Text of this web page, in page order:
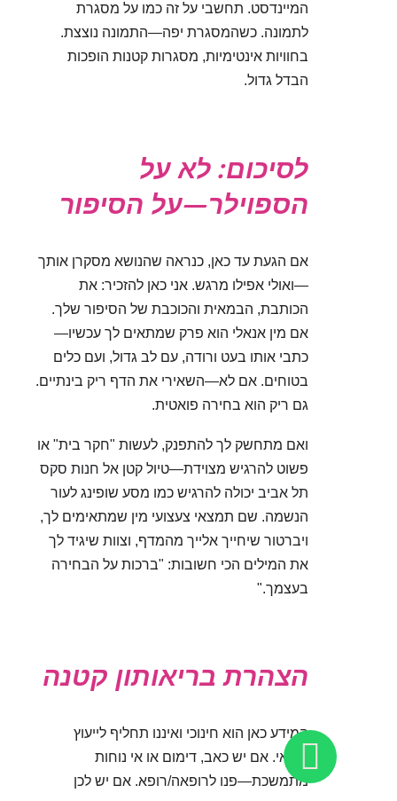
המיינדסט. תחשבי על זה כמו על מסגרת
לתמונה. כשהמסגרת יפה—התמונה נוצצת.
בחוויות אינטימיות, מסגרות קטנות הופכות
הבדל גדול.
לסיכום: לא על
הספוילר—על הסיפור
אם הגעת עד כאן, כנראה שהנושא מסקרן אותך
—ואולי אפילו מרגש. אני כאן להזכיר: את
הכותבת, הבמאית והכוכבת של הסיפור שלך.
אם מין אנאלי הוא פרק שמתאים לך עכשיו—
כתבי אותו בעט ורודה, עם לב גדול, ועם כלים
בטוחים. אם לא—השאירי את הדף ריק בינתיים.
גם ריק הוא בחירה פואטית.
ואם מתחשק לך להתפנק, לעשות "חקר בית" או
פשוט להרגיש מצוידת—טיול קטן אל חנות סקס
תל אביב יכולה להרגיש כמו מסע שופינג לעור
הנשמה. שם תמצאי צעצועי מין שמתאימים לך,
ויברטור שיחייך אלייך מהמדף, וצוות שיגיד לך
את המילים הכי חשובות: "ברכות על הבחירה
בעצמך."
הצהרת בריאותון קטנה
המידע כאן הוא חינוכי ואיננו תחליף לייעוץ
רפואי. אם יש כאב, דימום או אי נוחות
מתמשכת—פנו לרופאה/רופא. אם יש לכן